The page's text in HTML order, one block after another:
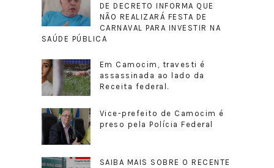
DE DECRETO INFORMA QUE
NÃO REALIZARÁ FESTA DE
CARNAVAL PARA INVESTIR NA
SAÚDE PÚBLICA
Em Camocim, travesti é
assassinada ao lado da
Receita federal.
Vice-prefeito de Camocim é
preso pela Polícia Federal
SAIBA MAIS SOBRE O RECENTE